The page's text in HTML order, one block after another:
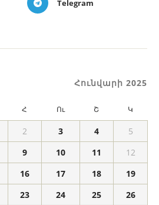
Telegram
Հունվարի 2025
Հ Ու Շ Կ
2 3 4
5
9 10 11
12
16 17 18
19
23 24 25
26